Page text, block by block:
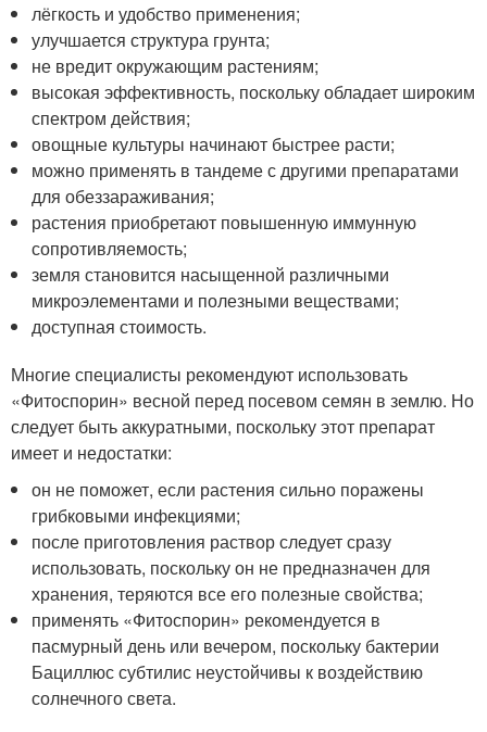
лёгкость и удобство применения;
улучшается структура грунта;
не вредит окружающим растениям;
высокая эффективность, поскольку обладает широким
спектром действия;
овощные культуры начинают быстрее расти;
можно применять в тандеме с другими препаратами
для обеззараживания;
растения приобретают повышенную иммунную
сопротивляемость;
земля становится насыщенной различными
микроэлементами и полезными веществами;
доступная стоимость.
Многие специалисты рекомендуют использовать
«Фитоспорин» весной перед посевом семян в землю. Но
следует быть аккуратными, поскольку этот препарат
имеет и недостатки:
он не поможет, если растения сильно поражены
грибковыми инфекциями;
после приготовления раствор следует сразу
использовать, поскольку он не предназначен для
хранения, теряются все его полезные свойства;
применять «Фитоспорин» рекомендуется в
пасмурный день или вечером, поскольку бактерии
Бациллюс субтилис неустойчивы к воздействию
солнечного света.